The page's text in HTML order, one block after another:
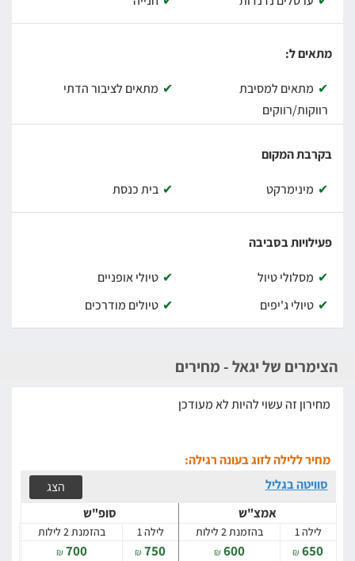
בנופים שלווים ופסטורליים?
מתאים ל:
מתאים למסיבת
רווקות/רווקים
מתאים לציבור הדתי
בקרבת המקום
מינימרקט בית כנסת
פעילויות בסביבה
מסלולי טיול
טיולי אופניים
טיולי ג'יפים
טיולים מודרכים
הצימרים של יגאל - מחירים
מחירון זה עשוי להיות לא מעודכן
מחיר ללילה לזוג בעונה רגילה:
סוויטה בגליל
הצג
אמצ"ש
סופ"ש
לילה 1 בהזמנת 2 לילות לילה 1 בהזמנת 2 לילות
650
₪
600
₪
750
₪
700
₪